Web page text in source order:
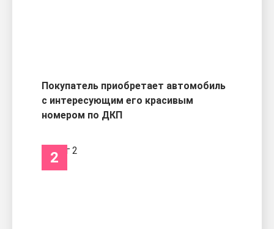
Покупатель приобретает автомобиль
с интересующим его красивым
номером по ДКП
2